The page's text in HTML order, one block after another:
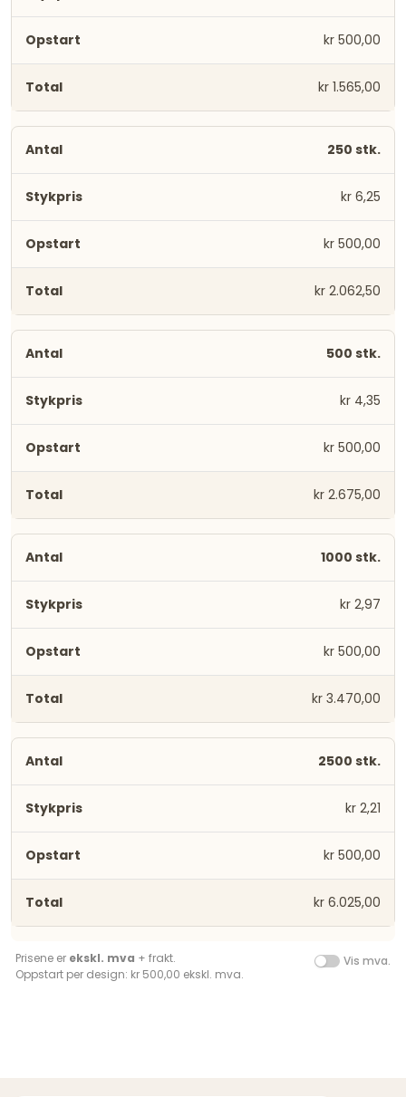
kr 500,00
kr 1.565,00
250 stk.
kr 6,25
kr 500,00
kr 2.062,50
500 stk.
kr 4,35
kr 500,00
kr 2.675,00
1000 stk.
kr 2,97
kr 500,00
kr 3.470,00
2500 stk.
kr 2,21
kr 500,00
kr 6.025,00
Prisene er ekskl. mva + frakt.
Oppstart per design: kr 500,00 ekskl. mva.
Vis mva.